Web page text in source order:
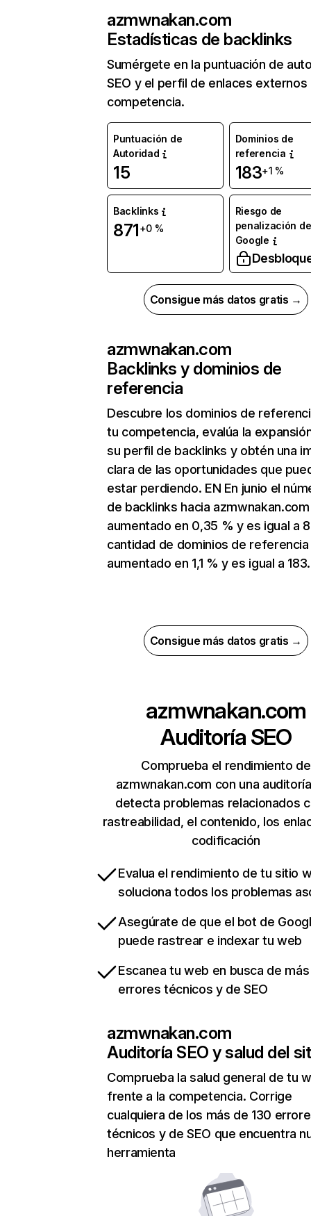
azmwnakan.com
Estadísticas de backlinks
Sumérgete en la puntuación de
SEO y el perfil de enlaces externos
competencia.
Puntuación de
Autoridad
15
Dominios de
referencia
183+1 %
Backlinks
871+0 %
Riesgo de
penalización de
Google
Consigue más datos gratis →
azmwnakan.com
Backlinks y dominios de
referencia
Descubre los dominios de
tu competencia, evalúa la
su perfil de backlinks y obtén una
clara de las oportunidades que
estar perdiendo. EN En junio el
de backlinks hacia
aumentado en 0,35 % y es igual a
cantidad de dominios de referencia
aumentado en 1,1 % y es igual a 183.
Consigue más datos gratis →
azmwnakan.com
Auditoría SEO
Comprueba el rendimiento de
azmwnakan.com con una
detecta problemas relacionados
rastreabilidad, el contenido, los
codificación
Evalua el rendimiento de tu sitio
soluciona todos los problemas
Asegúrate de que el bot de
puede rastrear e indexar tu web
Escanea tu web en busca de
errores técnicos y de SEO
azmwnakan.com
Auditoría SEO y salud del
Comprueba la salud general de tu
frente a la competencia. Corrige
cualquiera de los más de 130
técnicos y de SEO que encuentra
herramienta